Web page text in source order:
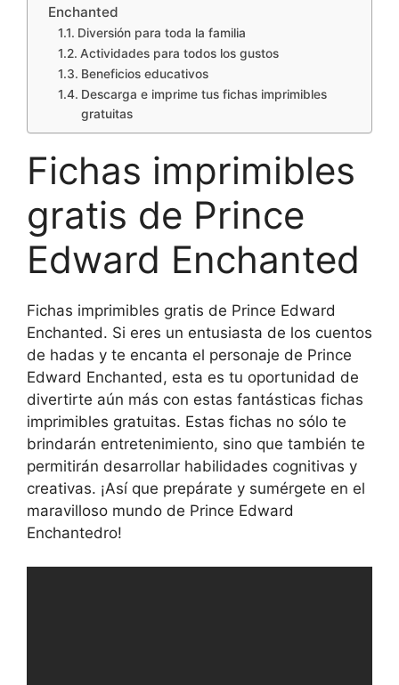
Enchanted
Diversión para toda la familia
Actividades para todos los gustos
Beneficios educativos
Descarga e imprime tus fichas imprimibles
gratuitas
Fichas imprimibles
gratis de Prince
Edward Enchanted
Fichas imprimibles gratis de Prince Edward
Enchanted. Si eres un entusiasta de los cuentos
de hadas y te encanta el personaje de Prince
Edward Enchanted, esta es tu oportunidad de
divertirte aún más con estas fantásticas fichas
imprimibles gratuitas. Estas fichas no sólo te
brindarán entretenimiento, sino que también te
permitirán desarrollar habilidades cognitivas y
creativas. ¡Así que prepárate y sumérgete en el
maravilloso mundo de Prince Edward
Enchantedro!